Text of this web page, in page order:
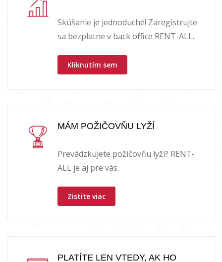
Skúšanie je jednoduché! Zaregistrujte
sa bezplatne v back office RENT-ALL.
Kliknutím sem
MÁM POŽIČOVŇU LYŽÍ
Prevádzkujete požičovňu lyží? RENT-
ALL je aj pre vás.
Zistite viac
PLATÍTE LEN VTEDY, AK HO